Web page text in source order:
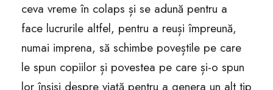
ceva vreme în colaps și se adună pentru a
face lucrurile altfel, pentru a reuși împreună,
numai imprena, să schimbe poveștile pe care
le spun copiilor și povestea pe care și-o spun
lor înșiși despre viață pentru a genera un alt tip